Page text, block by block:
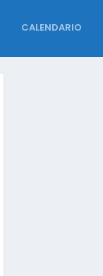
CALENDARIO